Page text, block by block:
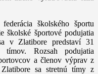
školského športu
školské športové podujatia
v Zlatibore predstaví 31
tímov. Rozsah podujatia
a členov výprav z
sa stretnú tímy z